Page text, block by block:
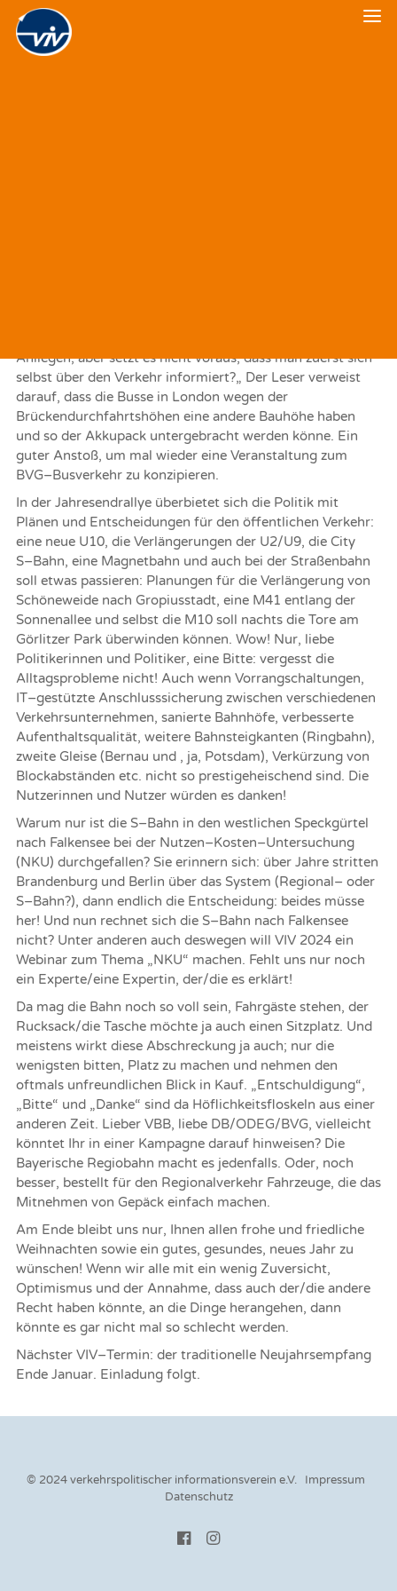
Anliegen,aber setzt es nicht voraus, dass man zuerst sich
selbst über den Verkehr informiert?„ Der Leser verweist
darauf, dass die Busse in London wegen der
Brückendurchfahrtshöhen eine andere Bauhöhe haben
und so der Akkupack untergebracht werden könne. Ein
guter Anstoß, um mal wieder eine Veranstaltung zum
BVG–Busverkehr zu konzipieren.
In der Jahresendrallye überbietet sich die Politik mit
Plänen und Entscheidungen für den öffentlichen Verkehr:
eine neue U10, die Verlängerungen der U2/U9, die City
S–Bahn, eine Magnetbahn und auch bei der Straßenbahn
soll etwas passieren: Planungen für die Verlängerung von
Schöneweide nach Gropiusstadt, eine M41 entlang der
Sonnenallee und selbst die M10 soll nachts die Tore am
Görlitzer Park überwinden können. Wow! Nur, liebe
Politikerinnen und Politiker, eine Bitte: vergesst die
Alltagsprobleme nicht! Auch wenn Vorrangschaltungen,
IT–gestützte Anschlusssicherung zwischen verschiedenen
Verkehrsunternehmen, sanierte Bahnhöfe, verbesserte
Aufenthaltsqualität, weitere Bahnsteigkanten (Ringbahn),
zweite Gleise (Bernau und , ja, Potsdam), Verkürzung von
Blockabständen etc. nicht so prestigeheischend sind. Die
Nutzerinnen und Nutzer würden es danken!
Warum nur ist die S–Bahn in den westlichen Speckgürtel
nach Falkensee bei der Nutzen–Kosten–Untersuchung
(NKU) durchgefallen? Sie erinnern sich: über Jahre stritten
Brandenburg und Berlin über das System (Regional– oder
S–Bahn?), dann endlich die Entscheidung: beides müsse
her! Und nun rechnet sich die S–Bahn nach Falkensee
nicht? Unter anderen auch deswegen will VIV 2024 ein
Webinar zum Thema „NKU“ machen. Fehlt uns nur noch
ein Experte/eine Expertin, der/die es erklärt!
Da mag die Bahn noch so voll sein, Fahrgäste stehen, der
Rucksack/die Tasche möchte ja auch einen Sitzplatz. Und
meistens wirkt diese Abschreckung ja auch; nur die
wenigsten bitten, Platz zu machen und nehmen den
oftmals unfreundlichen Blick in Kauf. „Entschuldigung“,
„Bitte“ und „Danke“ sind da Höflichkeitsfloskeln aus einer
anderen Zeit. Lieber VBB, liebe DB/ODEG/BVG, vielleicht
könntet Ihr in einer Kampagne darauf hinweisen? Die
Bayerische Regiobahn macht es jedenfalls. Oder, noch
besser, bestellt für den Regionalverkehr Fahrzeuge, die das
Mitnehmen von Gepäck einfach machen.
Am Ende bleibt uns nur, Ihnen allen frohe und friedliche
Weihnachten sowie ein gutes, gesundes, neues Jahr zu
wünschen! Wenn wir alle mit ein wenig Zuversicht,
Optimismus und der Annahme, dass auch der/die andere
Recht haben könnte, an die Dinge herangehen, dann
könnte es gar nicht mal so schlecht werden.
Nächster VIV–Termin: der traditionelle Neujahrsempfang
Ende Januar. Einladung folgt.
© 2024 verkehrspolitischer informationsverein e.V. Impressum
Datenschutz